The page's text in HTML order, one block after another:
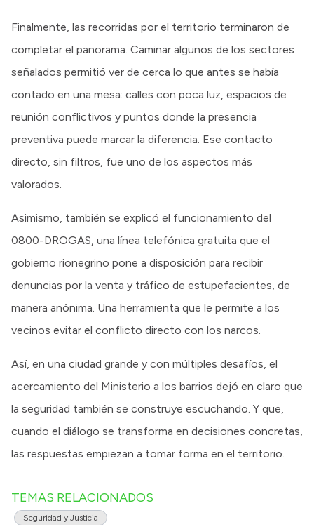
Finalmente, las recorridas por el territorio terminaron de
completar el panorama. Caminar algunos de los sectores
señalados permitió ver de cerca lo que antes se había
contado en una mesa: calles con poca luz, espacios de
reunión conflictivos y puntos donde la presencia
preventiva puede marcar la diferencia. Ese contacto
directo, sin filtros, fue uno de los aspectos más
valorados.
Asimismo, también se explicó el funcionamiento del
0800-DROGAS, una línea telefónica gratuita que el
gobierno rionegrino pone a disposición para recibir
denuncias por la venta y tráfico de estupefacientes, de
manera anónima. Una herramienta que le permite a los
vecinos evitar el conflicto directo con los narcos.
Así, en una ciudad grande y con múltiples desafíos, el
acercamiento del Ministerio a los barrios dejó en claro que
la seguridad también se construye escuchando. Y que,
cuando el diálogo se transforma en decisiones concretas,
las respuestas empiezan a tomar forma en el territorio.
TEMAS RELACIONADOS
Seguridad y Justicia